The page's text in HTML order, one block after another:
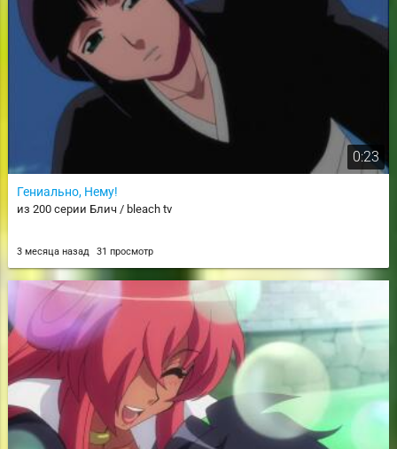
0:23
Гениально, Нему!
из 200 серии Блич / bleach tv
3 месяца назад 31 просмотр